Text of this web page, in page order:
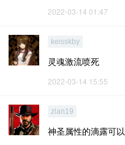
2022-03-14 01:47
keisskby
灵魂激流喷死
2022-03-14 15:55
zlan19
神圣属性的滴露可